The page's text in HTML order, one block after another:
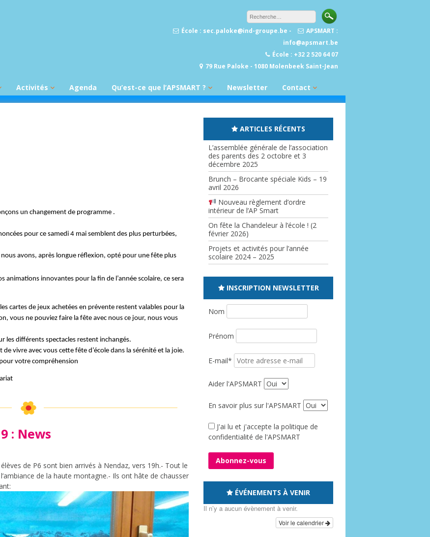
École : sec.paloke@ind-groupe.be -
APSMART :
info@apsmart.be
École : +32 2 520 64 07
79 Rue Paloke - 1080 Molenbeek Saint-Jean
zéro
Activités
Activités AP
Agenda
Qu’est-ce que l’APSMART ?
ROI : Règlement
Newsletter
Contact
Liens utiles
un changement de programme .
pour ce samedi 4 mai semblent des plus perturbées,
avons, après longue réflexion, opté pour une fête plus
animations innovantes pour la fin de l’année scolaire, ce sera
cartes de jeux achetées en prévente restent valables pour la
vous ne pouviez faire la fête avec nous ce jour, nous vous
les différents spectacles restent inchangés.
vivre avec vous cette fête d’école dans la sérénité et la joie.
votre compréhension
: News
de P6 sont bien arrivés à Nendaz, vers 19h.- Tout le
de la haute montagne.- Ils ont hâte de chausser
ARTICLES RÉCENTS
L’assemblée générale de l’association
des parents des 2 octobre et 3
décembre 2025
Brunch – Brocante spéciale Kids – 19
avril 2026
Nouveau règlement d’ordre
intérieur de l’AP Smart
On fête la Chandeleur à l’école ! (2
février 2026)
Projets et activités pour l’année
scolaire 2024 – 2025
INSCRIPTION NEWSLETTER
Nom
Prénom
E-mail*
Aider l'APSMART
En savoir plus sur l'APSMART
J'ai lu et j'accepte la politique de
confidentialité de l'APSMART
ÉVÉNEMENTS À VENIR
Il n’y a aucun évènement à venir.
Voir le calendrier